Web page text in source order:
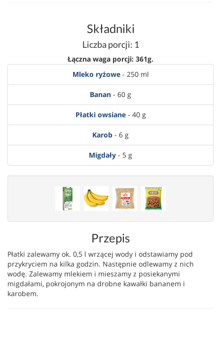
Składniki
Liczba porcji: 1
Łączna waga porcji: 361g.
Mleko ryżowe- 250 ml
Banan - 60 g
Płatki owsiane- 40 g
Karob - 6 g
Migdały - 5 g
Przepis
Płatki zalewamy ok. 0,5 l wrzącej wody i odstawiamy pod
przykryciem na kilka godzin. Następnie odlewamy z nich
wodę. Zalewamy mlekiem i mieszamy z posiekanymi
migdałami, pokrojonym na drobne kawałki bananem i
karobem.